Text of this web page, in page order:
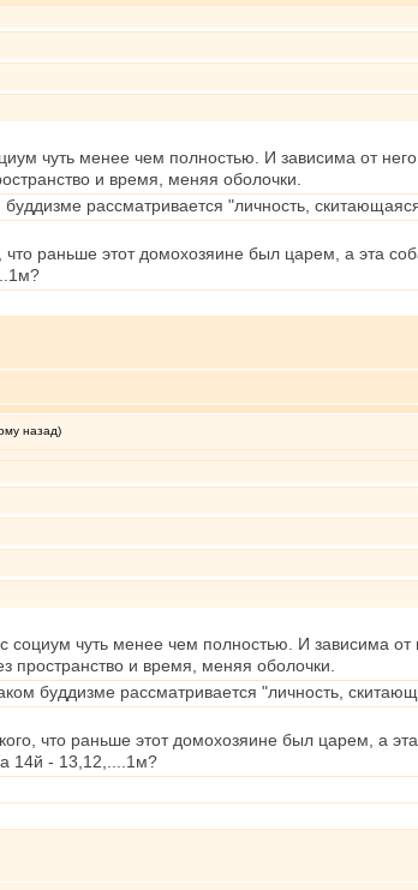
чуть менее чем полностью. И зависима от
и время, меняя оболочки.
буддизме рассматривается "личность,
что раньше этот домохозяине был царем, а эта
назад)
социум чуть менее чем полностью. И зависима
пространство и время, меняя оболочки.
буддизме рассматривается "личность,
что раньше этот домохозяине был царем, а
14й - 13,12,....1м?